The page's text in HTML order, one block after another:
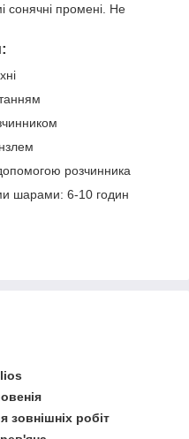
сонячні промені. Не
розчинника
шарами: 6-10 годин
зовнішніх робіт